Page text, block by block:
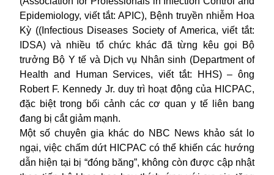
Epidemiology, viết tắt: APIC), Bệnh truyền nhiễm Hoa
Kỳ ((Infectious Diseases Society of America, viết tắt:
IDSA) và nhiều tổ chức khác đã từng kêu gọi Bộ
trưởng Bộ Y tế và Dịch vụ Nhân sinh (Department of
Health and Human Services, viết tắt: HHS) – ông
Robert F. Kennedy Jr. duy trì hoạt động của HICPAC,
đặc biệt trong bối cảnh các cơ quan y tế liên bang
đang bị cắt giảm mạnh.
Một số chuyên gia khác do NBC News khảo sát lo
ngại, việc chấm dứt HICPAC có thể khiến các hướng
dẫn hiện tại bị “đóng băng”, không còn được cập nhật